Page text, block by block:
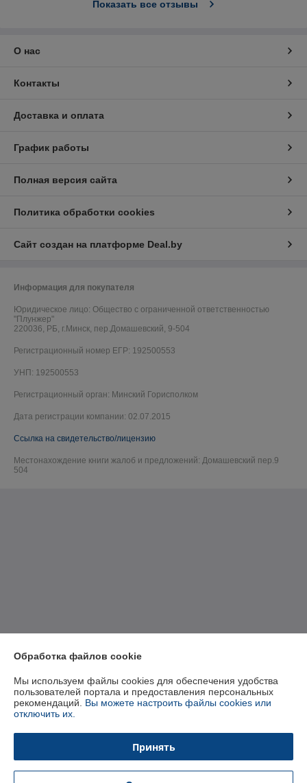
Показать все отзывы
О нас
Контакты
Доставка и оплата
График работы
Полная версия сайта
Политика обработки cookies
Сайт создан на платформе Deal.by
Информация для покупателя
Юридическое лицо: Общество с ограниченной ответственностью
"Плунжер"
220036, РБ, г.Минск, пер.Домашевский, 9-504
Регистрационный номер ЕГР: 192500553
УНП: 192500553
Регистрационный орган: Минский Горисполком
Дата регистрации компании: 02.07.2015
Ссылка на свидетельство/лицензию
Местонахождение книги жалоб и предложений: Домашевский пер.9
504
Обработка файлов cookie
Мы используем файлы cookies для обеспечения удобства
пользователей портала и предоставления персональных
рекомендаций. Вы можете настроить файлы cookies или
отключить их.
Принять